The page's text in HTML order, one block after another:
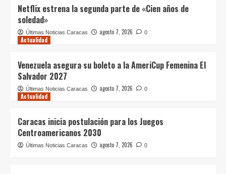
Netflix estrena la segunda parte de «Cien años de
soledad»
Últimas Noticias Caracas agosto 7, 2026 0
Actualidad
Venezuela asegura su boleto a la AmeriCup Femenina El
Salvador 2027
Últimas Noticias Caracas agosto 7, 2026 0
Actualidad
Caracas inicia postulación para los Juegos
Centroamericanos 2030
Últimas Noticias Caracas agosto 7, 2026 0